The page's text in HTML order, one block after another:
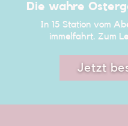
Die wahre
In 15 Station vom
immelfahr​t. Zum
Jetzt